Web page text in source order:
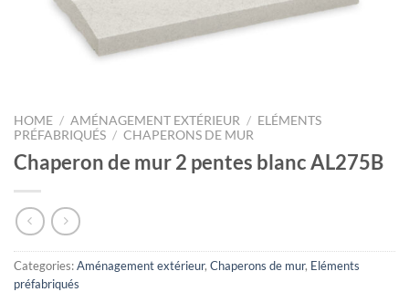
HOME / AMÉNAGEMENT EXTÉRIEUR / ELÉMENTS
PRÉFABRIQUÉS / CHAPERONS DE MUR
Chaperon de mur 2 pentes blanc AL275B
Categories:Aménagement extérieur, Chaperons de mur, Eléments
préfabriqués